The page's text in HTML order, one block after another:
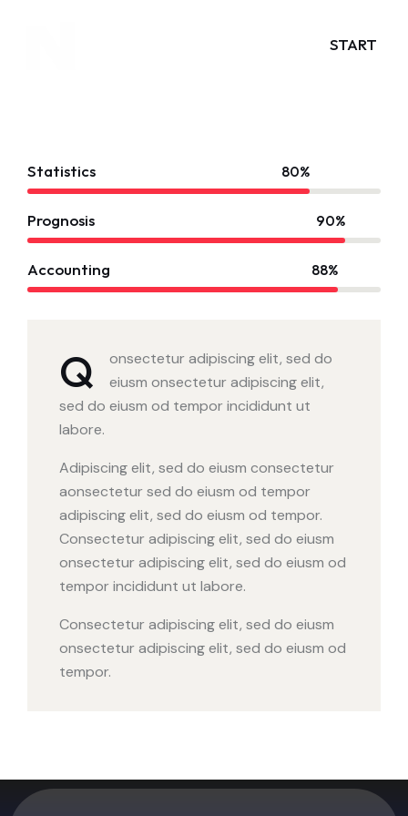
START
Statistics 80%
Prognosis 90%
Accounting 88%
Q
onsectetur adipiscing elit, sed do
eiusm onsectetur adipiscing elit,
sed do eiusm od tempor incididunt ut
labore.
Adipiscing elit, sed do eiusm consectetur
aonsectetur sed do eiusm od tempor
adipiscing elit, sed do eiusm od tempor.
Consectetur adipiscing elit, sed do eiusm
onsectetur adipiscing elit, sed do eiusm od
tempor incididunt ut labore.
Consectetur adipiscing elit, sed do eiusm
onsectetur adipiscing elit, sed do eiusm od
tempor.